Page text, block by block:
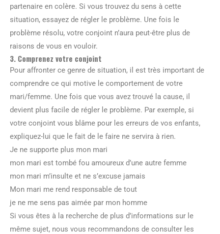
partenaire en colère. Si vous trouvez du sens à cette
situation, essayez de régler le problème. Une fois le
problème résolu, votre conjoint n’aura peut-être plus de
raisons de vous en vouloir.
3. Comprenez votre conjoint
Pour affronter ce genre de situation, il est très important de
comprendre ce qui motive le comportement de votre
mari/femme. Une fois que vous avez trouvé la cause, il
devient plus facile de régler le problème. Par exemple, si
votre conjoint vous blâme pour les erreurs de vos enfants,
expliquez-lui que le fait de le faire ne servira à rien.
Je ne supporte plus mon mari
mon mari est tombé fou amoureux d’une autre femme
mon mari m’insulte et ne s’excuse jamais
Mon mari me rend responsable de tout
je ne me sens pas aimée par mon homme
Si vous êtes à la recherche de plus d’informations sur le
même sujet, nous vous recommandons de consulter les